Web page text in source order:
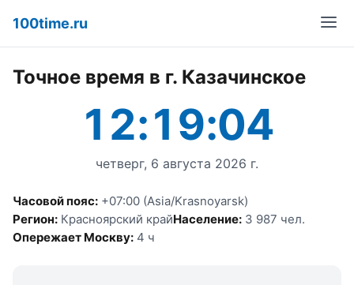
100time.ru
Точное время в г. Казачинское
12:19:04
четверг, 6 августа 2026 г.
Часовой пояс: +07:00 (Asia/Krasnoyarsk)
Регион: Красноярский крайНаселение: 3 987 чел.
Опережает Москву: 4 ч